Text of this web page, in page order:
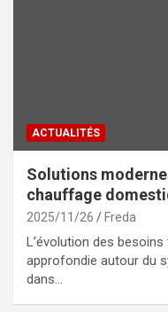
ACTUALITÉS
Solutions
chauffage
2025/11/26 Freda
L’évolution des
approfondie autour du
dans…